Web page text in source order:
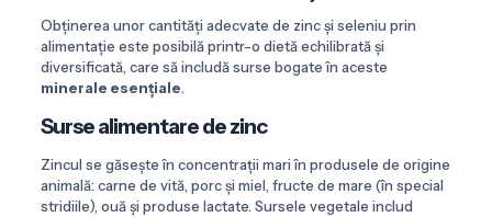
Obținerea unor cantități adecvate de zinc și seleniu prin
alimentație este posibilă printr-o dietă echilibrată și
diversificată, care să includă surse bogate în aceste
minerale esențiale.
Surse alimentare de zinc
Zincul se găsește în concentrații mari în produsele de origine
animală: carne de vită, porc și miel, fructe de mare (în special
stridiile), ouă și produse lactate. Sursele vegetale includ